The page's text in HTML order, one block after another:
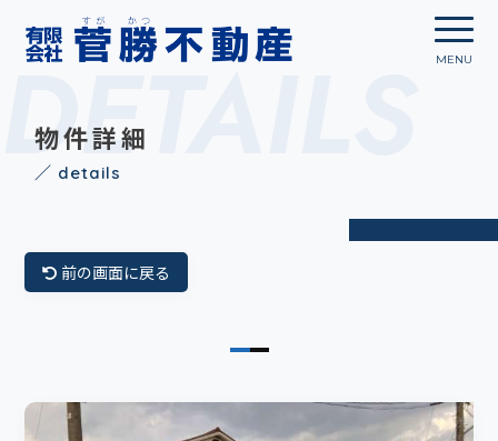
物件詳細
／ details
DETAILS
前の画面に戻る